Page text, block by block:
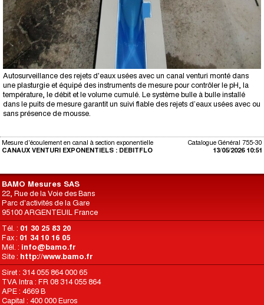
Autosurveillance des rejets d'eaux usées avec un canal venturi monté dans
une plasturgie et équipé des instruments de mesure pour contrôler le pH, la
température, le débit et le volume cumulé. Le système bulle à bulle installé
dans le puits de mesure garantit un suivi fiable des rejets d’eaux usées avec ou
sans présence de mousse.
Catalogue Général 755-30
13/05/2026 10:51
Mesure d'écoulement en canal à section exponentielle
CANAUX VENTURI EXPONENTIELS : DEBITFLO
BAMO Mesures SAS
22, Rue de la Voie des Bans
Parc d'activités de la Gare
95100 ARGENTEUIL France
Tél. : 01 30 25 83 20
Fax : 01 34 10 16 05
Mél. : info@bamo.fr
Site : http://www.bamo.fr
Siret : 314 055 864 000 65
TVA Intra : FR 08 314 055 864
APE : 4669 B
Capital : 400 000 Euros